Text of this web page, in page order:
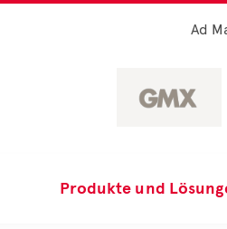
Ad
Produkte und